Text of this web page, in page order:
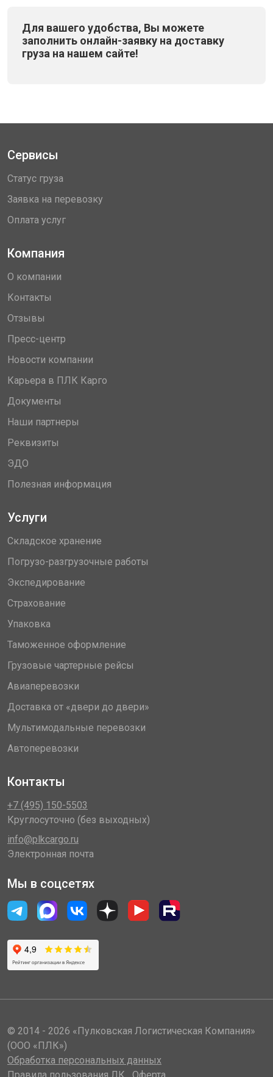
Для вашего удобства, Вы можете
заполнить онлайн-заявку на доставку
груза на нашем сайте!
Сервисы
Статус груза
Заявка на перевозку
Оплата услуг
Компания
О компании
Контакты
Отзывы
Пресс-центр
Новости компании
Карьера в ПЛК Карго
Документы
Наши партнеры
Реквизиты
ЭДО
Полезная информация
Услуги
Складское хранение
Погрузо-разгрузочные работы
Экспедирование
Страхование
Упаковка
Таможенное оформление
Грузовые чартерные рейсы
Авиаперевозки
Доставка от «двери до двери»
Мультимодальные перевозки
Автоперевозки
Контакты
+7 (495) 150-5503
Круглосуточно (без выходных)
info@plkcargo.ru
Электронная почта
Мы в соцсетях
© 2014 - 2026 «Пулковская Логистическая Компания»
(ООО «ПЛК»)
Обработка персональных данных